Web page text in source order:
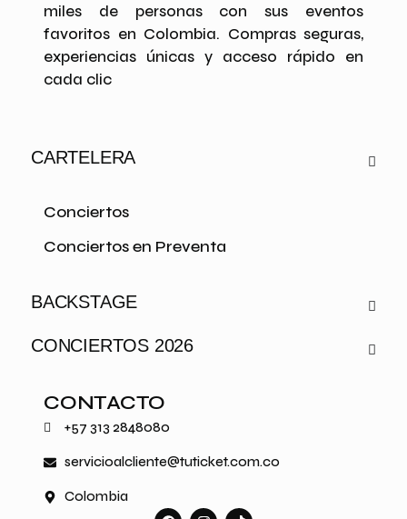
miles de personas con sus eventos
favoritos en Colombia. Compras seguras,
experiencias únicas y acceso rápido en
cada clic
CARTELERA
Conciertos
Conciertos en Preventa
BACKSTAGE
CONCIERTOS 2026
CONTACTO
+57 313 2848080
servicioalcliente@tuticket.com.co
Colombia